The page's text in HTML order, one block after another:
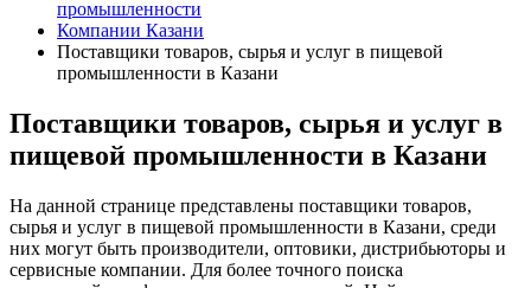
промышленности
Компании Казани
Поставщики товаров, сырья и услуг в пищевой
промышленности в Казани
Поставщики товаров, сырья и услуг в
пищевой промышленности в Казани
На данной странице представлены поставщики товаров,
сырья и услуг в пищевой промышленности в Казани, среди
них могут быть производители, оптовики, дистрибьюторы и
сервисные компании. Для более точного поиска